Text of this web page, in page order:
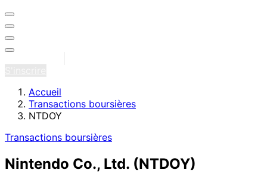
Accueil
Transactions boursières
NTDOY
Transactions boursières
Nintendo Co., Ltd. (NTDOY)